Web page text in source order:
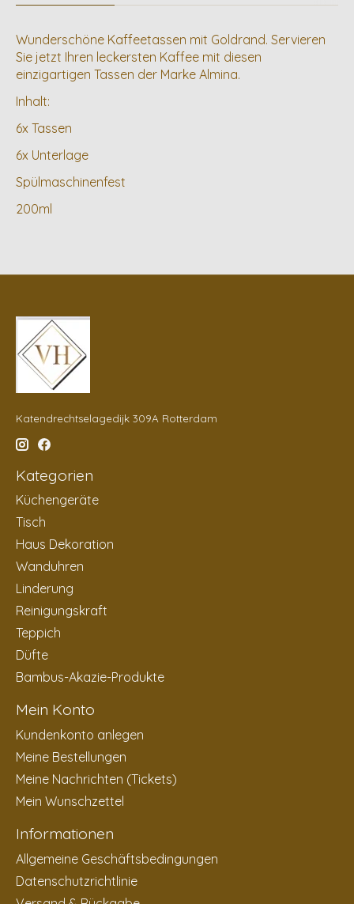
Wunderschöne Kaffeetassen mit Goldrand. Servieren
Sie jetzt Ihren leckersten Kaffee mit diesen
einzigartigen Tassen der Marke Almina.
Inhalt:
6x Tassen
6x Unterlage
Spülmaschinenfest
200ml
Katendrechtselagedijk 309A Rotterdam
Kategorien
Küchengeräte
Tisch
Haus Dekoration
Wanduhren
Linderung
Reinigungskraft
Teppich
Düfte
Bambus-Akazie-Produkte
Mein Konto
Kundenkonto anlegen
Meine Bestellungen
Meine Nachrichten (Tickets)
Mein Wunschzettel
Informationen
Allgemeine Geschäftsbedingungen
Datenschutzrichtlinie